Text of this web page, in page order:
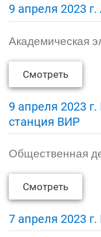
9 апреля 2023
Академическая
Смотреть
9 апреля 2023
станция ВИР
Общественная
Смотреть
7 апреля 2023